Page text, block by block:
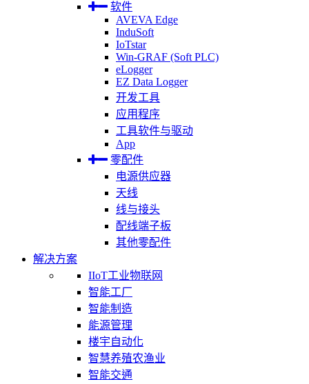
软件
AVEVA Edge
InduSoft
IoTstar
Win-GRAF (Soft PLC)
eLogger
EZ Data Logger
开发工具
应用程序
工具软件与驱动
App
零配件
电源供应器
天线
线与接头
配线端子板
其他零配件
解决方案
IIoT工业物联网
智能工厂
智能制造
能源管理
楼宇自动化
智慧养殖农渔业
智能交通